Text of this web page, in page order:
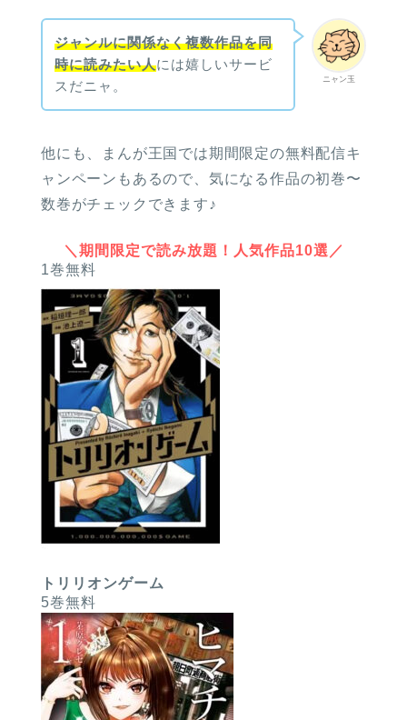
ニャン玉
ジャンルに関係なく複数作品を同
時に読みたい人には嬉しいサービ
スだニャ。
他にも、まんが王国では期間限定の無料配信キ
ャンペーンもあるので、気になる作品の初巻〜
数巻がチェックできます♪
＼期間限定で読み放題！人気作品10選／
1巻無料
トリリオンゲーム
5巻無料